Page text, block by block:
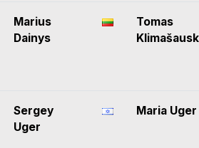
Marius
Dainys
Tomas
Sergey
Uger
Maria Uger